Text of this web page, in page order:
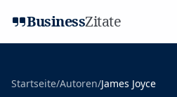
BusinessZitate
Startseite/Autoren/James Joyce